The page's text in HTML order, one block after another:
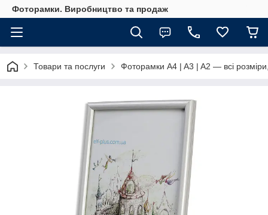
Фоторамки. Виробництво та продаж
Товари та послуги Фоторамки A4 | A3 | A2 — всі